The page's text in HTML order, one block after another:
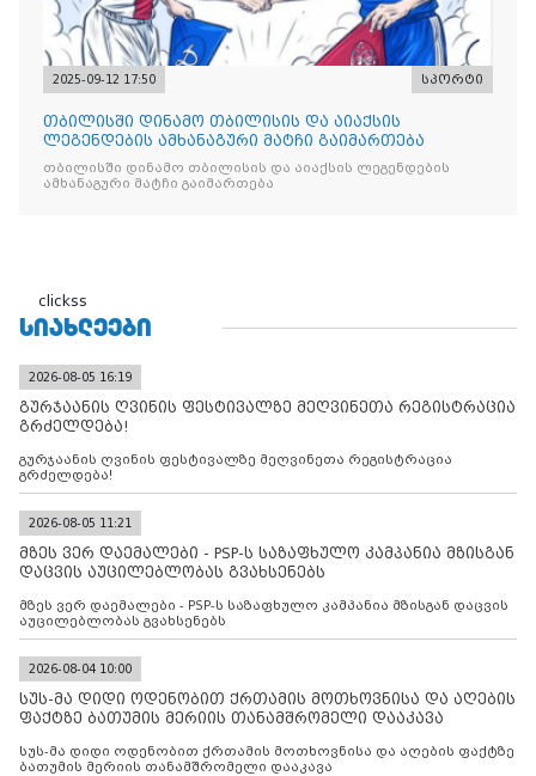
2025-09-12 17:50 სპორტი
თბილისში დინამო თბილისის და აიაქსის
ლეგენდების ამხანაგური მატჩი გაიმართება
თბილისში დინამო თბილისის და აიაქსის ლეგენდების
ამხანაგური მატჩი გაიმართება
clickss
ᲡᲘᲐᲮᲚᲔᲔᲑᲘ
2026-08-05 16:19
გურჯაანის ღვინის ფესტივალზე მეღვინეთა რეგისტრაცია
გრძელდება!
გურჯაანის ღვინის ფესტივალზე მეღვინეთა რეგისტრაცია
გრძელდება!
2026-08-05 11:21
მზეს ვერ დაემალები - PSP-ს საზაფხულო კამპანია მზისგან
დაცვის აუცილებლობას გვახსენებს
მზეს ვერ დაემალები - PSP-ს საზაფხულო კამპანია მზისგან დაცვის
აუცილებლობას გვახსენებს
2026-08-04 10:00
სუს-მა დიდი ოდენობით ქრთამის მოთხოვნისა და აღების
ფაქტზე ბათუმის მერიის თანამშრომელი დააკავა
სუს-მა დიდი ოდენობით ქრთამის მოთხოვნისა და აღების ფაქტზე
ბათუმის მერიის თანამშრომელი დააკავა